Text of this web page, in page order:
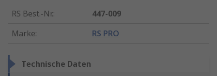
RS Best.-Nr.:
447-009
Marke: RS PRO
Technische Daten